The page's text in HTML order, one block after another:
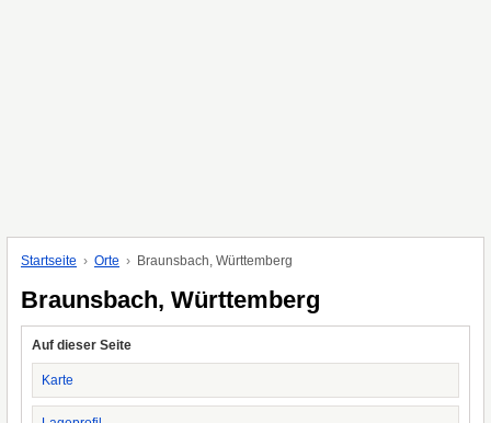
Startseite Orte Braunsbach, Württemberg
Braunsbach, Württemberg
Auf dieser Seite
Karte